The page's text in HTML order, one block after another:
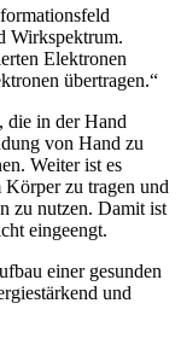
Wirkspektrum.
Elektronen
übertragen.“
die in der Hand
von Hand zu
Weiter ist es
Körper zu tragen und
zu nutzen. Damit ist
eingeengt.
einer gesunden
und